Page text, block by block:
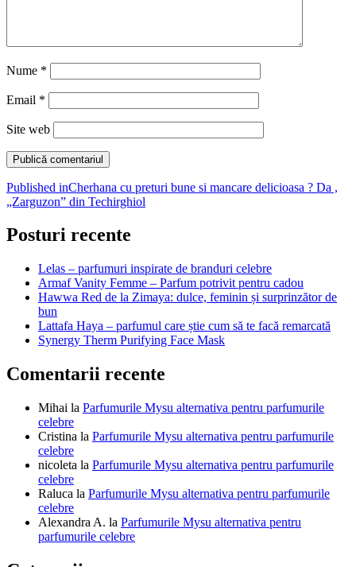
Nume *
Email *
Site web
Navigare
în
articole
Published inCherhana cu preturi bune si mancare delicioasa ? Da ,
„Zarguzon” din Techirghiol
Posturi recente
Lelas – parfumuri inspirate de branduri celebre
Armaf Vanity Femme – Parfum potrivit pentru cadou
Hawwa Red de la Zimaya: dulce, feminin și surprinzător de
bun
Lattafa Haya – parfumul care știe cum să te facă remarcată
Synergy Therm Purifying Face Mask
Comentarii recente
Mihai la Parfumurile Mysu alternativa pentru parfumurile
celebre
Cristina la Parfumurile Mysu alternativa pentru parfumurile
celebre
nicoleta la Parfumurile Mysu alternativa pentru parfumurile
celebre
Raluca la Parfumurile Mysu alternativa pentru parfumurile
celebre
Alexandra A. la Parfumurile Mysu alternativa pentru
parfumurile celebre